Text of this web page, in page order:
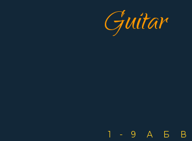
Guitar
1-9 А Б В